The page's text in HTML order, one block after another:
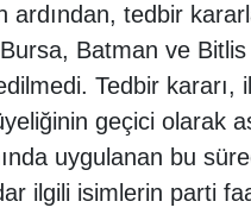
tedbir
Batman ve Bitlis
Tedbir kararı,
geçici olarak
uygulanan bu
ilgili isimlerin parti